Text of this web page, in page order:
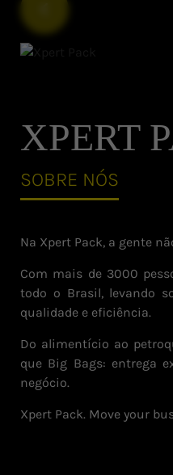
XPERT
SOBRE NÓS
Na Xpert Pack, a gente
Com mais de 3000
todo o Brasil, levando
qualidade e eficiência.
Do alimentício ao
que Big Bags: entrega
negócio.
Xpert Pack. Move your